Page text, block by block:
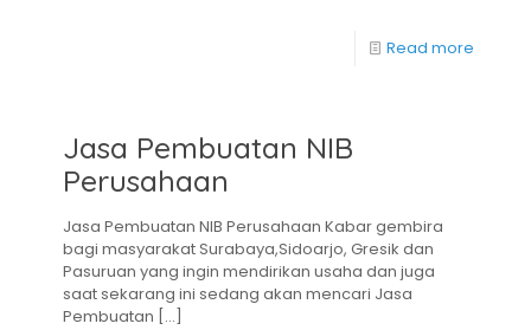
Read more
Jasa Pembuatan NIB
Perusahaan
Jasa Pembuatan NIB Perusahaan Kabar gembira
bagi masyarakat Surabaya,Sidoarjo, Gresik dan
Pasuruan yang ingin mendirikan usaha dan juga
saat sekarang ini sedang akan mencari Jasa
Pembuatan […]